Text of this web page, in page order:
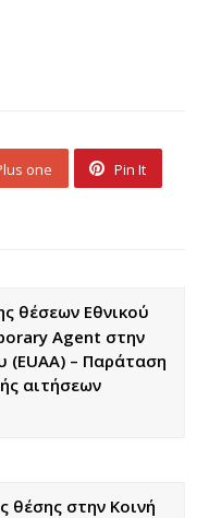
one Pin It
θέσεων Εθνικού
Agent στην
– Παράταση
αιτήσεων
θέσης στην Κοινή